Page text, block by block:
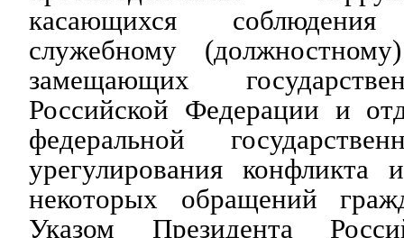
касающихся
служебному
замещающих
Российской Федерации и
федеральной
урегулирования конфликта
некоторых обращений
Указом Президента